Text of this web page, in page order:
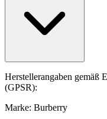
Herstellerangaben gemäß
(GPSR):
Marke: Burberry